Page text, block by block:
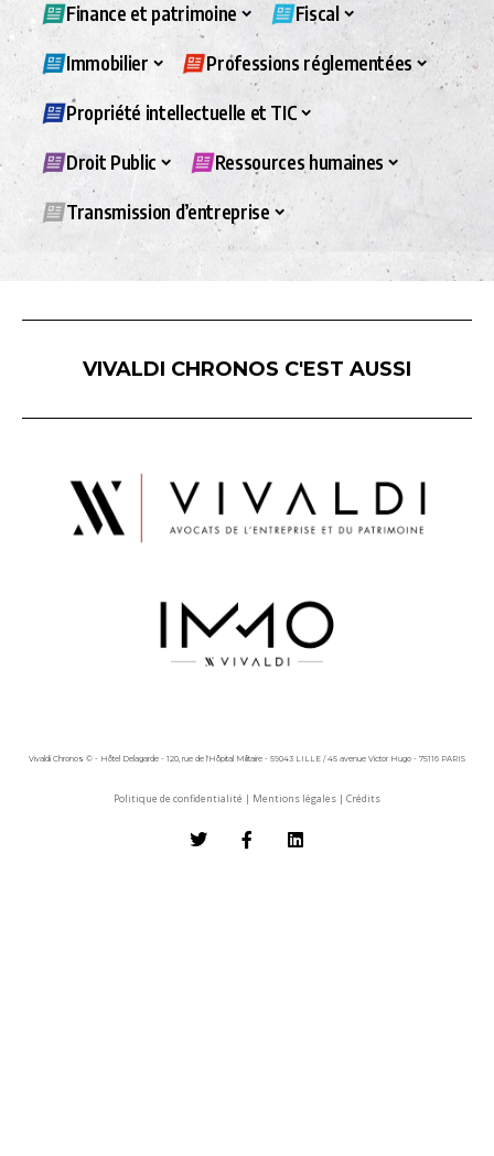
Finance et patrimoine Fiscal
Immobilier Professions réglementées
Propriété intellectuelle et TIC
Droit Public Ressources humaines
Transmission d’entreprise
VIVALDI CHRONOS C'EST AUSSI
Vivaldi Chronos © - Hôtel Delagarde - 120, rue de l'Hôpital Militaire - 59043 LILLE / 45 avenue Victor Hugo - 75116 PARIS
Politique de confidentialité | Mentions légales | Crédits